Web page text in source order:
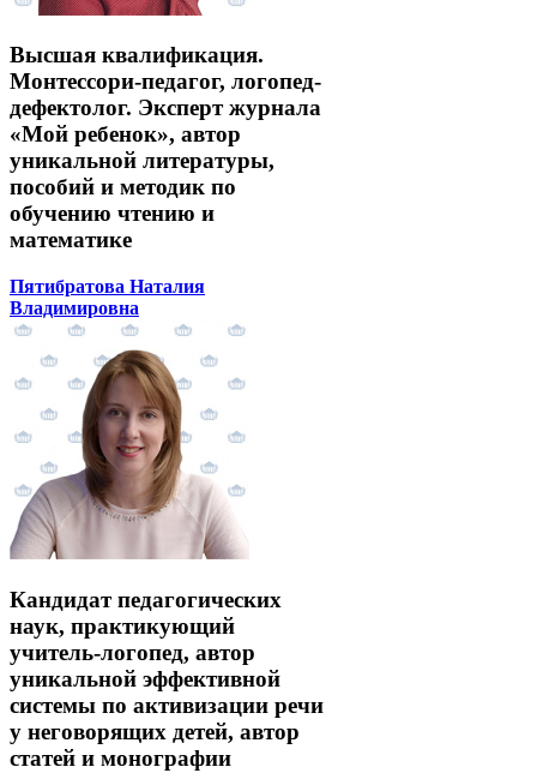
Высшая квалификация.
Монтессори-педагог, логопед-
дефектолог. Эксперт журнала
«Мой ребенок», автор
уникальной литературы,
пособий и методик по
обучению чтению и
математике
Пятибратова Наталия
Владимировна
Кандидат педагогических
наук, практикующий
учитель-логопед, автор
уникальной эффективной
системы по активизации речи
у неговорящих детей, автор
статей и монографии